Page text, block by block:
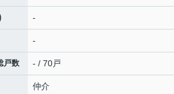
-
-
戸数 - / 70戸
仲介